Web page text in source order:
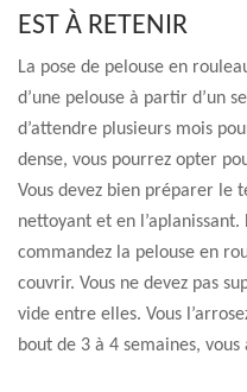
EST À RETENIR
La pose de pelouse en
d’une pelouse à partir d’un
d’attendre plusieurs mois
dense, vous pourrez opter
Vous devez bien préparer le
nettoyant et en
commandez la pelouse en
couvrir. Vous ne devez pas
vide entre elles. Vous
bout de 3 à 4 semaines,